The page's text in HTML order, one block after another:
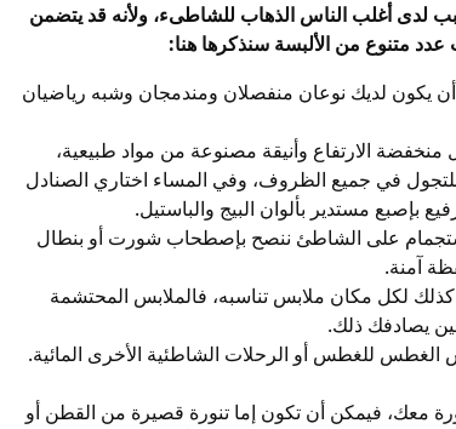
لدى أغلب الناس الذهاب للشاطىء، ولأنه قد يتضمن
متنوع من الألبسة سنذكرها هنا:
يكون لديك نوعان منفصلان ومندمجان وشبه رياضيان
منخفضة الارتفاع وأنيقة مصنوعة من مواد طبيعية،
في جميع الظروف، وفي المساء اختاري الصنادل
بإصبع مستدير بألوان البيج والباستيل.
على الشاطئ ننصح بإصطحاب شورت أو بنطال
آمنة.
لكل مكان ملابس تناسبه، فالملابس المحتشمة
يصادفك ذلك.
للغطس أو الرحلات الشاطئية الأخرى المائية.
معك، فيمكن أن تكون إما تنورة قصيرة من القطن أو